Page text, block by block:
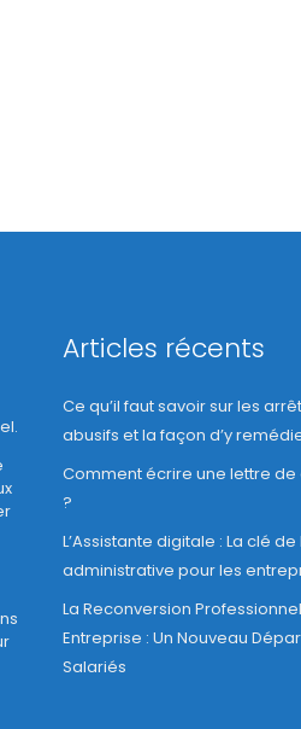
Articles récents
Ce qu’il faut savoir sur les
abusifs et la façon d’y
Comment écrire une lettre de
?
L’Assistante digitale : La clé
administrative pour les
La Reconversion
Entreprise : Un Nouveau
Salariés